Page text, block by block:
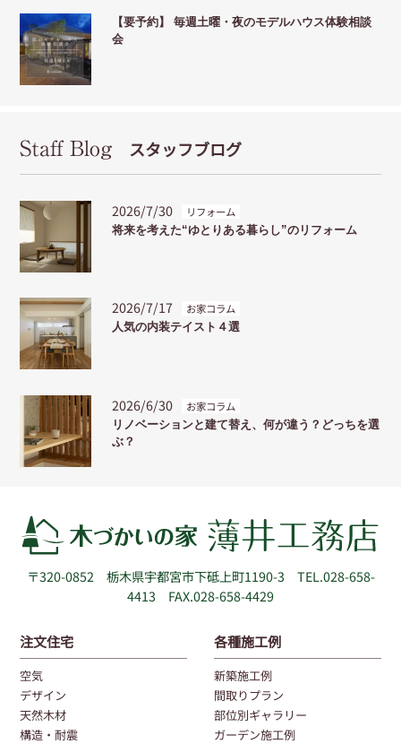
【要予約】 毎週土曜・夜のモデルハウス体験相談
会
Staff Blog スタッフブログ
2026/7/30 リフォーム
将来を考えた“ゆとりある暮らし”のリフォーム
2026/7/17 お家コラム
人気の内装テイスト４選
2026/6/30 お家コラム
リノベーションと建て替え、何が違う？どっちを選
ぶ？
〒320-0852 栃木県宇都宮市下砥上町1190-3
TEL.028-658-
4413 FAX.028-658-4429
注文住宅
空気
デザイン
天然木材
構造・耐震
各種施工例
新築施工例
間取りプラン
部位別ギャラリー
ガーデン施工例